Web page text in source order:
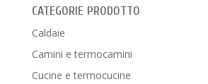
CATEGORIE PRODOTTO
Caldaie
Camini e termocamini
Cucine e termocucine